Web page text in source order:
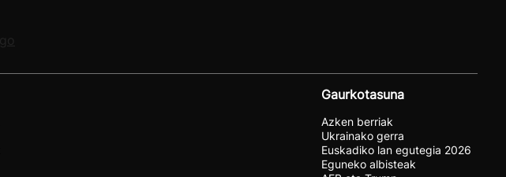
Gaurkotasuna
Azken berriak
Ukrainako gerra
Euskadiko lan egutegia 2026
Eguneko albisteak